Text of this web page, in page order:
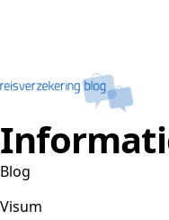
Blog
Visum